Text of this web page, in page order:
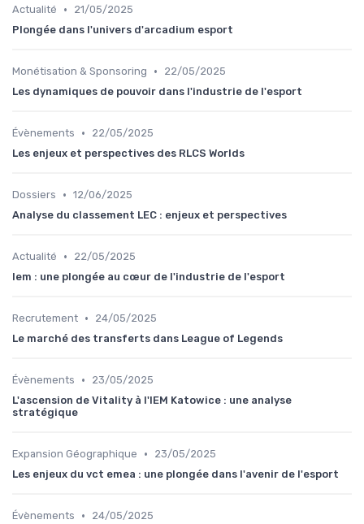
Actualité •
21/05/2025
Plongée dans l'univers d'arcadium esport
Monétisation & Sponsoring •
22/05/2025
Les dynamiques de pouvoir dans l'industrie de l'esport
Évènements •
22/05/2025
Les enjeux et perspectives des RLCS Worlds
Dossiers • 12/06/2025
Analyse du classement LEC : enjeux et perspectives
Actualité •
22/05/2025
Iem : une plongée au cœur de l'industrie de l'esport
Recrutement •
24/05/2025
Le marché des transferts dans League of Legends
Évènements •
23/05/2025
L'ascension de Vitality à l'IEM Katowice : une analyse
stratégique
Expansion Géographique •
23/05/2025
Les enjeux du vct emea : une plongée dans l'avenir de l'esport
Évènements •
24/05/2025